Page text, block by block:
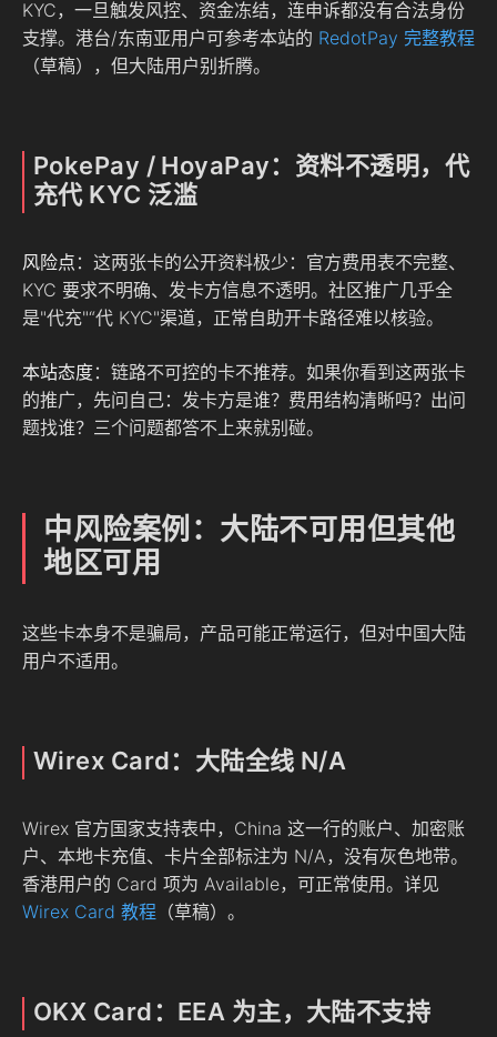
KYC，一旦触发风控、资金冻结，连申诉都没有合法身份
支撑。港台/东南亚用户可参考本站的 RedotPay 完整教程
（草稿），但大陆用户别折腾。
PokePay / HoyaPay：资料不透明，代
充代 KYC 泛滥
风险点 ：这两张卡的公开资料极少：官方费用表不完整、
KYC 要求不明确、发卡方信息不透明。社区推广几乎全
是"代充"“代 KYC"渠道，正常自助开卡路径难以核验。
本站态度：链路不可控的卡不推荐。如果你看到这两张卡
的推广，先问自己：发卡方是谁？费用结构清晰吗？出问
题找谁？三个问题都答不上来就别碰。
中风险案例：大陆不可用但其他
地区可用
这些卡本身不是骗局，产品可能正常运行，但对中国大陆
用户不适用。
Wirex Card：大陆全线 N/A
Wirex 官方国家支持表中，China 这一行的账户、加密账
户、本地卡充值、卡片全部标注为 N/A，没有灰色地带。
香港用户的 Card 项为 Available，可正常使用。详见
Wirex Card 教程 （草稿）。
OKX Card：EEA 为主，大陆不支持